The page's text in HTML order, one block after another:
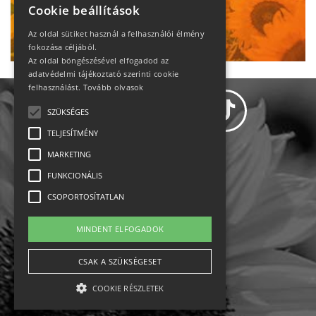
Ne maradj le!
Állásajánlatok
Impresszum-kapcsolat
Jogi nyilatkozat
Rólunk
Cookie beállítások
Az oldal sütiket használ a felhasználói élmény
fokozása céljából.
Az oldal böngészésével elfogadod az
adatvédelmi tájékoztató szerinti cookie
felhasználást. Tovább olvasok
SZÜKSÉGES
TELJESÍTMÉNY
MARKETING
FUNKCIONÁLIS
CSOPORTOSÍTATLAN
MINDENT ELFOGADOK
CSAK A SZÜKSÉGESET
COOKIE RÉSZLETEK